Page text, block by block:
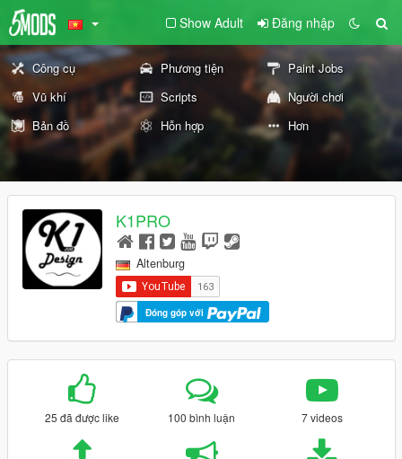
Show Adult Đăng nhập
Công cụ Phương tiện
Paint Jobs
Vũ khí
Scripts
Người chơi
Bản đồ
Hỗn hợp Hơn
K1PRO
Altenburg
Đóng góp với
25 đã được like 100 bình luận 7 videos